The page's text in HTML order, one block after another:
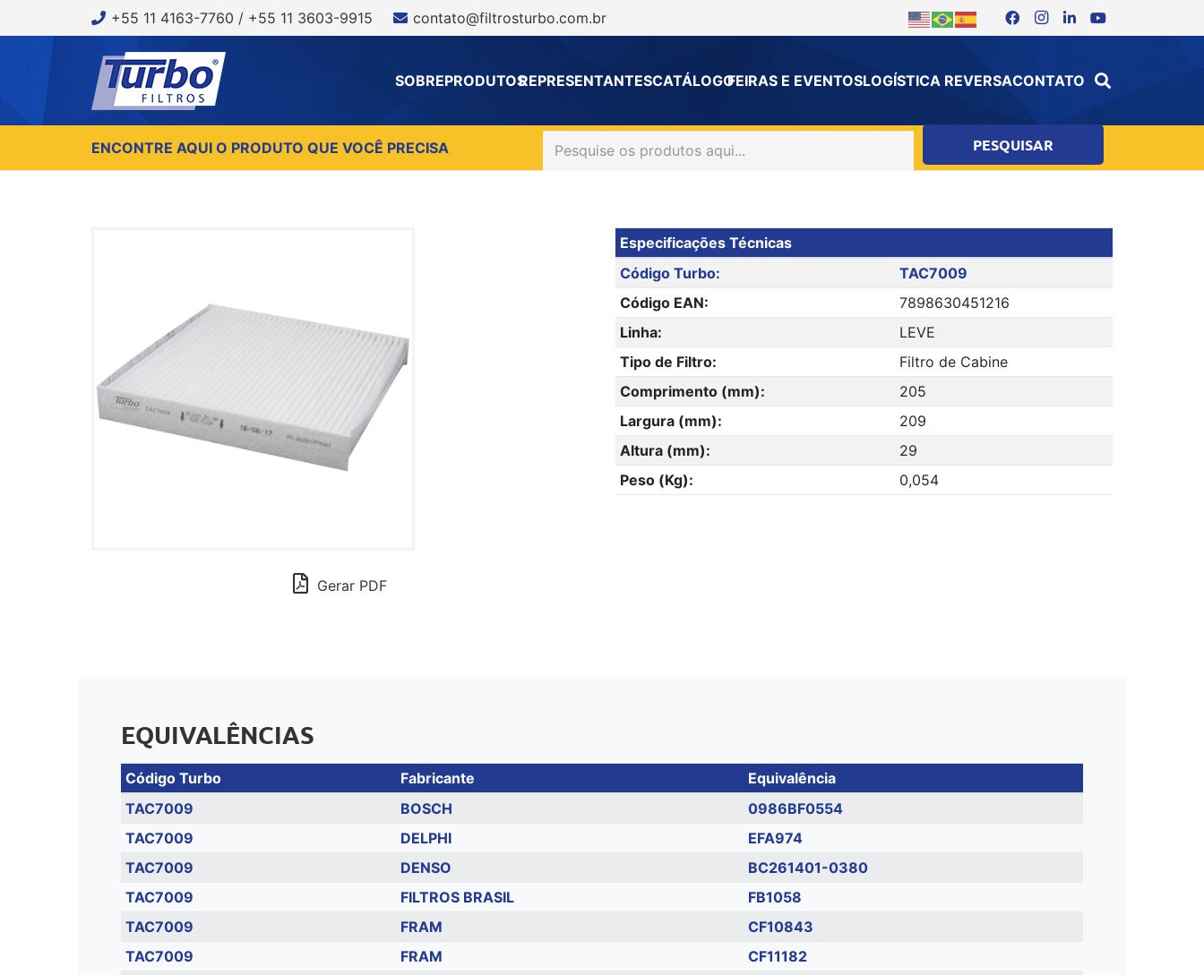
+55 11 4163-7760 / +55 11 3603-9915 contato@filtrosturbo.com.br
SOBREPRODUTOSREPRESENTANTESCATÁLOGOFEIRAS E EVENTOSLOGÍSTICA REVERSACONTATO
ENCONTRE AQUI O PRODUTO QUE VOCÊ PRECISA
Gerar PDF
Especificações Técnicas
Código Turbo:
TAC7009
Código EAN:
7898630451216
Linha:
LEVE
Tipo de Filtro:
Filtro de Cabine
Comprimento (mm):
205
Largura (mm):
209
Altura (mm):
29
Peso (Kg):
0,054
EQUIVALÊNCIAS
Código Turbo Fabricante
Equivalência
TAC7009
BOSCH
0986BF0554
TAC7009
DELPHI
EFA974
TAC7009
DENSO
BC261401-0380
TAC7009
FILTROS BRASIL
FB1058
TAC7009
FRAM
CF10843
TAC7009
FRAM
CF11182